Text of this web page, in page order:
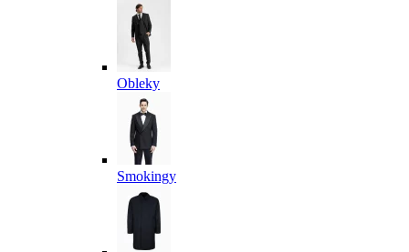
Obleky
Smokingy